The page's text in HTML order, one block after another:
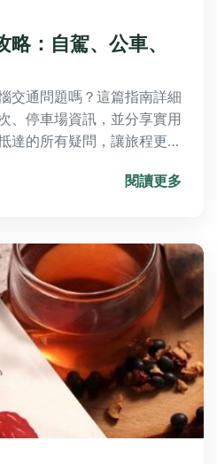
：自駕、公車、
交通問題嗎？這篇指南詳細
、停車場資訊，並分享實用
達的所有疑問，讓旅程更輕
閱讀更多